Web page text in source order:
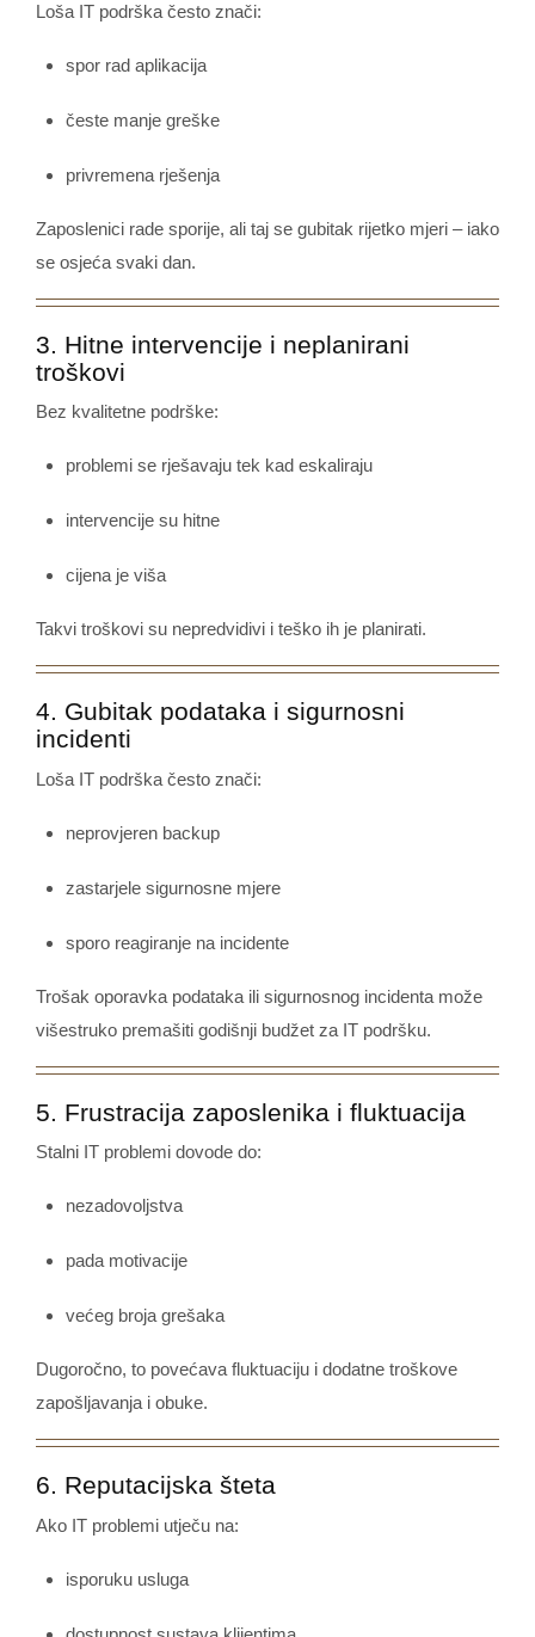
Loša IT podrška često znači:
spor rad aplikacija
česte manje greške
privremena rješenja
Zaposlenici rade sporije, ali taj se gubitak rijetko mjeri – iako
se osjeća svaki dan.
3. Hitne intervencije i neplanirani
troškovi
Bez kvalitetne podrške:
problemi se rješavaju tek kad eskaliraju
intervencije su hitne
cijena je viša
Takvi troškovi su nepredvidivi i teško ih je planirati.
4. Gubitak podataka i sigurnosni
incidenti
Loša IT podrška često znači:
neprovjeren backup
zastarjele sigurnosne mjere
sporo reagiranje na incidente
Trošak oporavka podataka ili sigurnosnog incidenta može
višestruko premašiti godišnji budžet za IT podršku.
5. Frustracija zaposlenika i fluktuacija
Stalni IT problemi dovode do:
nezadovoljstva
pada motivacije
većeg broja grešaka
Dugoročno, to povećava fluktuaciju i dodatne troškove
zapošljavanja i obuke.
6. Reputacijska šteta
Ako IT problemi utječu na:
isporuku usluga